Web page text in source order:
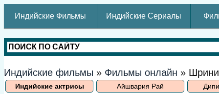
Индийские Фильмы Индийские Сериалы
Индийские фильмы » Фильмы онлайн »
Индийские актрисы Айшвария Рай